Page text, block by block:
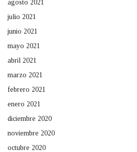
agosto 2021
julio 2021
junio 2021
mayo 2021
abril 2021
marzo 2021
febrero 2021
enero 2021
diciembre 2020
noviembre 2020
octubre 2020